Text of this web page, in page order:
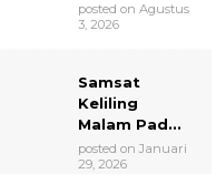
posted on Agustus
3, 2026
Samsat
Keliling
Malam Pad...
posted on Januari
29, 2026